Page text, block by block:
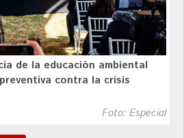
de la educación ambiental
contra la crisis
Foto: Especial